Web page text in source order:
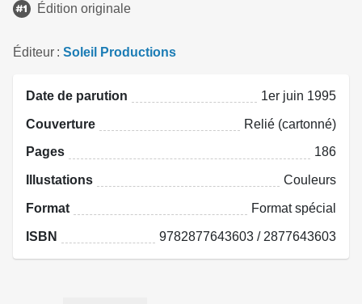
Édition originale
Éditeur Soleil Productions
Date de parution 1er juin 1995
Couverture Relié (cartonné)
Pages 186
Illustations Couleurs
Format Format spécial
ISBN 9782877643603 / 2877643603